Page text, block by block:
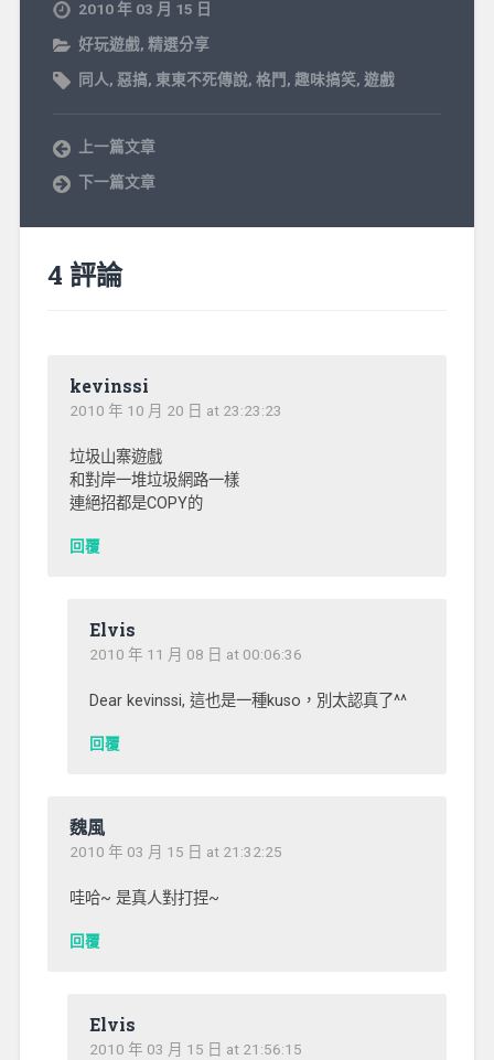
2010 年 03 月 15 日
好玩遊戲, 精選分享
同人, 惡搞, 東東不死傳說, 格鬥 , 趣味搞笑, 遊戲
上一篇文章
下一篇文章
4 評論
kevinssi
2010 年 10 月 20 日 at 23:23:23
垃圾山寨遊戲
和對岸一堆垃圾網路一樣
連絕招都是COPY的
回覆
Elvis
2010 年 11 月 08 日 at 00:06:36
Dear kevinssi, 這也是一種kuso，別太認真了^^
回覆
魏風
2010 年 03 月 15 日 at 21:32:25
哇哈~ 是真人對打捏~
回覆
Elvis
2010 年 03 月 15 日 at 21:56:15